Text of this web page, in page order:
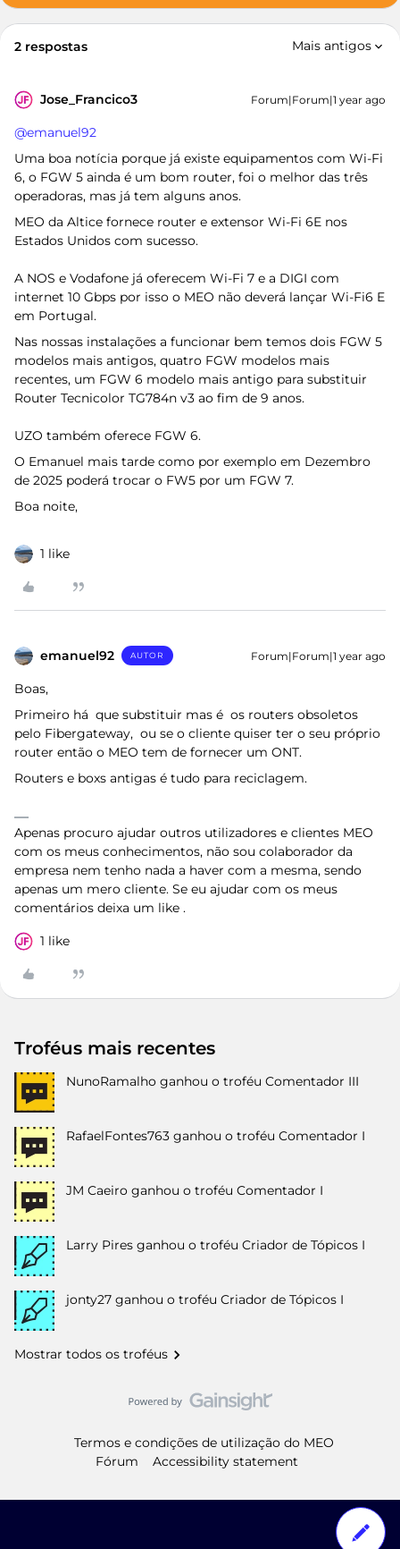
2 respostas Mais antigos
Jose_Francico3 Forum|Forum|1 year ago
@emanuel92
Uma boa notícia porque já existe equipamentos com Wi-Fi
6, o FGW 5 ainda é um bom router, foi o melhor das três
operadoras, mas já tem alguns anos.
MEO da Altice fornece router e extensor Wi-Fi 6E nos
Estados Unidos com sucesso.
A NOS e Vodafone já oferecem Wi-Fi 7 e a DIGI com
internet 10 Gbps por isso o MEO não deverá lançar Wi-Fi6 E
em Portugal.
Nas nossas instalações a funcionar bem temos dois FGW 5
modelos mais antigos, quatro FGW modelos mais
recentes, um FGW 6 modelo mais antigo para substituir
Router Tecnicolor TG784n v3 ao fim de 9 anos.
UZO também oferece FGW 6.
O Emanuel mais tarde como por exemplo em Dezembro
de 2025 poderá trocar o FW5 por um FGW 7.
Boa noite,
1 like
emanuel92 AUTOR Forum|Forum|1 year ago
Boas,
Primeiro há que substituir mas é os routers obsoletos
pelo Fibergateway, ou se o cliente quiser ter o seu próprio
router então o MEO tem de fornecer um ONT.
Routers e boxs antigas é tudo para reciclagem.
Apenas procuro ajudar outros utilizadores e clientes MEO
com os meus conhecimentos, não sou colaborador da
empresa nem tenho nada a haver com a mesma, sendo
apenas um mero cliente. Se eu ajudar com os meus
comentários deixa um like .
1 like
Troféus mais recentes
NunoRamalho ganhou o troféu Comentador III
RafaelFontes763 ganhou o troféu Comentador I
JM Caeiro ganhou o troféu Comentador I
Larry Pires ganhou o troféu Criador de Tópicos I
jonty27 ganhou o troféu Criador de Tópicos I
Mostrar todos os troféus
Termos e condições de utilização do MEO
Fórum
Accessibility statement